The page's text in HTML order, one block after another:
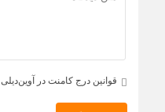
قوانین درج کامنت در آوین‌دیلی